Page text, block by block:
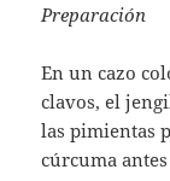
Preparación
En un cazo
clavos, el
las pimientas
cúrcuma